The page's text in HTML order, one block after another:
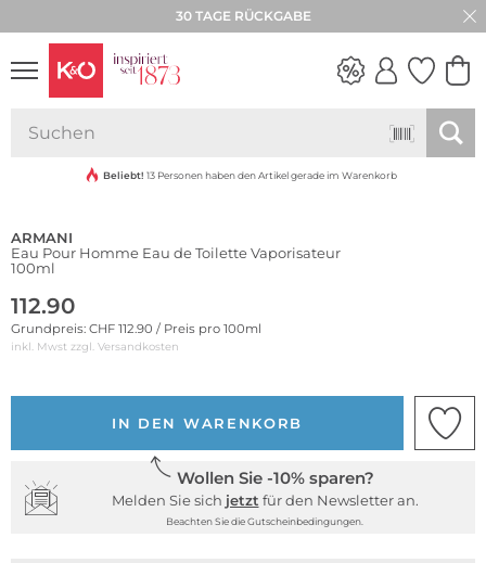
30 TAGE RÜCKGABE
VIBES
Beliebt! 13 Personen haben den Artikel gerade im Warenkorb
ARMANI
Eau Pour Homme Eau de Toilette Vaporisateur
100ml
112.90
Grundpreis: CHF 112.90 / Preis pro 100ml
inkl. Mwst zzgl. Versandkosten
IN DEN WARENKORB
Wollen Sie -10% sparen?
Melden Sie sich jetzt für den Newsletter an.
Beachten Sie die Gutscheinbedingungen.